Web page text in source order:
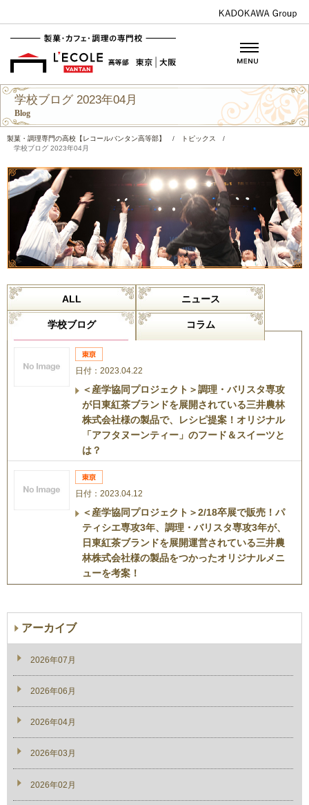
学校ブログ 2023年04月
Blog
製菓・調理専門の高校【レコールバンタン高等部】 / トピックス
/
学校ブログ 2023年04月
ALL ニュース
学校ブログ コラム
日付：2023.04.22
＜産学協同プロジェクト＞調理・バリスタ専攻
が日東紅茶ブランドを展開されている三井農林
株式会社様の製品で、レシピ提案！オリジナル
「アフタヌーンティー」のフード＆スイーツと
は？
日付：2023.04.12
＜産学協同プロジェクト＞2/18卒展で販売！パ
ティシエ専攻3年、調理・バリスタ専攻3年が、
日東紅茶ブランドを展開運営されている三井農
林株式会社様の製品をつかったオリジナルメニ
ューを考案！
アーカイブ
2026年07月
2026年06月
2026年04月
2026年03月
2026年02月